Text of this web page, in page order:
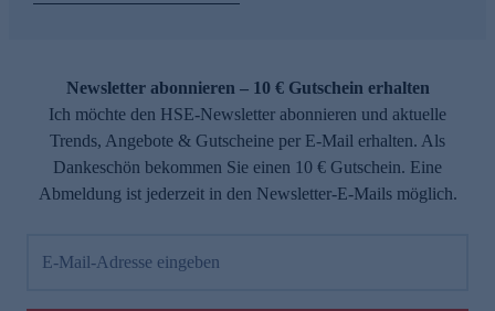
Newsletter abonnieren – 10 € Gutschein erhalten
Ich möchte den HSE-Newsletter abonnieren und aktuelle
Trends, Angebote & Gutscheine per E-Mail erhalten. Als
Dankeschön bekommen Sie einen 10 € Gutschein. Eine
Abmeldung ist jederzeit in den Newsletter-E-Mails möglich.
E-Mail-Adresse eingeben